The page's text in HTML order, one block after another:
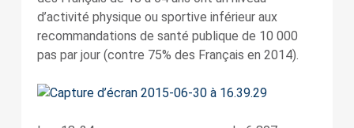
d’activité physique ou sportive inférieur aux
recommandations de santé publique de 10 000
pas par jour (contre 75% des Français en 2014).